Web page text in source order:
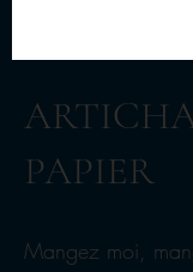
PAPIER
Mangez moi,